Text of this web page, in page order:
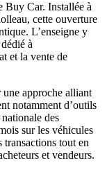
Buy Car. Installée à
cette ouverture
L’enseigne y
à
et la vente de
une approche alliant
notamment d’outils
des
sur les véhicules
tout en
et vendeurs.